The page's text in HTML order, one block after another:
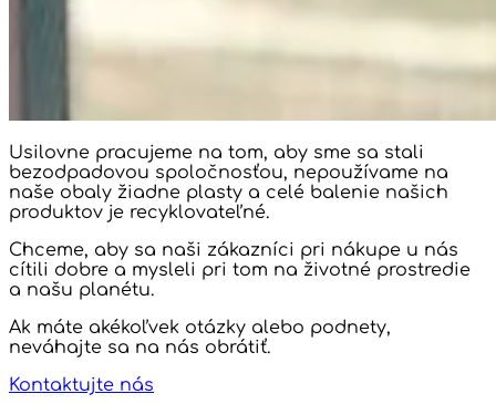
Usilovne pracujeme na tom, aby sme sa stali
bezodpadovou spoločnosťou, nepoužívame na
naše obaly žiadne plasty a celé balenie našich
produktov je recyklovateľné.
Chceme, aby sa naši zákazníci pri nákupe u nás
cítili dobre a mysleli pri tom na životné prostredie
a našu planétu.
Ak máte akékoľvek otázky alebo podnety,
neváhajte sa na nás obrátiť.
Kontaktujte nás